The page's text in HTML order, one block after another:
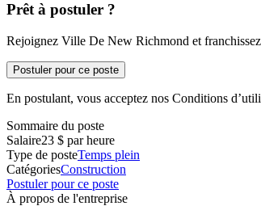
Prêt à postuler ?
Rejoignez Ville De New Richmond et
Postuler pour ce poste
En postulant, vous acceptez nos Conditions
Sommaire du poste
Salaire23 $ par heure
Type de posteTemps plein
CatégoriesConstruction
Postuler pour ce poste
À propos de l'entreprise